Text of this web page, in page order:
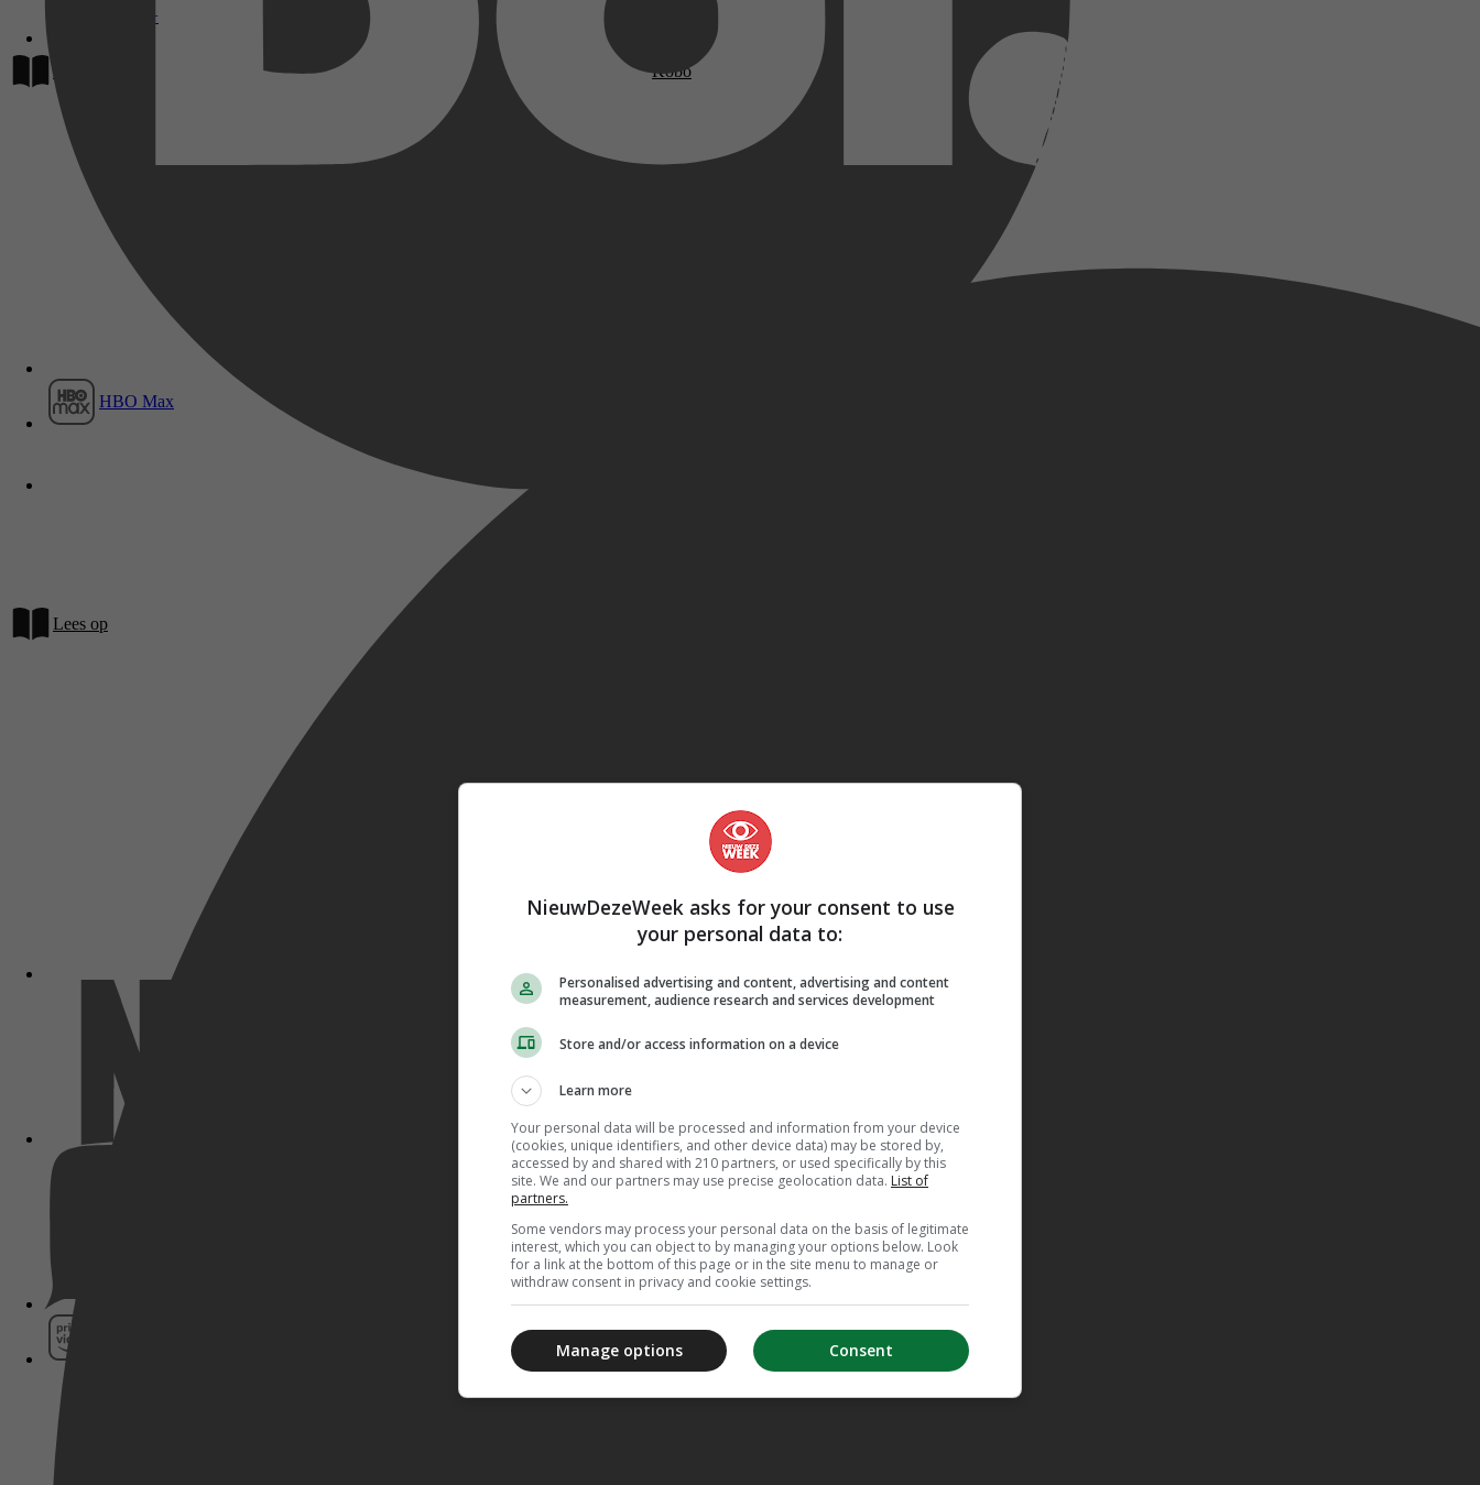
Disney+
HBO Max
Kobo
Lees op
NieuwDezeWeek asks for your consent to use
your personal data to:
Personalised advertising and content, advertising and content
measurement, audience research and services development
Store and/or access information on a device
Learn more
Your personal data will be processed and information from your device
(cookies, unique identifiers, and other device data) may be stored by,
accessed by and shared with 210 partners, or used specifically by this
site. We and our partners may use precise geolocation data. List of
partners.
Some vendors may process your personal data on the basis of legitimate
interest, which you can object to by managing your options below. Look
for a link at the bottom of this page or in the site menu to manage or
withdraw consent in privacy and cookie settings.
Consent
Manage options